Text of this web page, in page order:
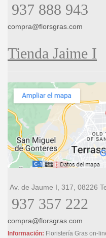
937 888 943
compra@florsgras.com
Tienda Jaime I
Av. de Jaume I, 317, 08226
937 357 222
compra@florsgras.com
Información: Floristería Gras on-